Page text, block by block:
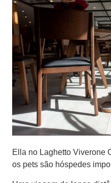
Ella no Laghetto Viverone
os pets são hóspedes